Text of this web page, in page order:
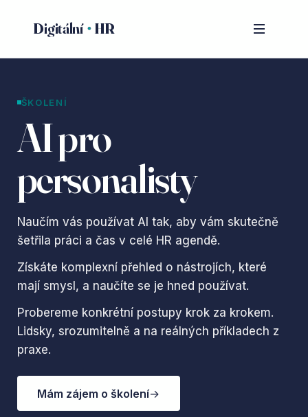
Digitální HR
ŠKOLENÍ
AI pro
personalisty
Naučím vás používat AI tak, aby vám skutečně
šetřila práci a čas v celé HR agendě.
Získáte komplexní přehled o nástrojích, které
mají smysl, a naučíte se je hned používat.
Probereme konkrétní postupy krok za krokem.
Lidsky, srozumitelně a na reálných příkladech z
praxe.
Mám zájem o školení→